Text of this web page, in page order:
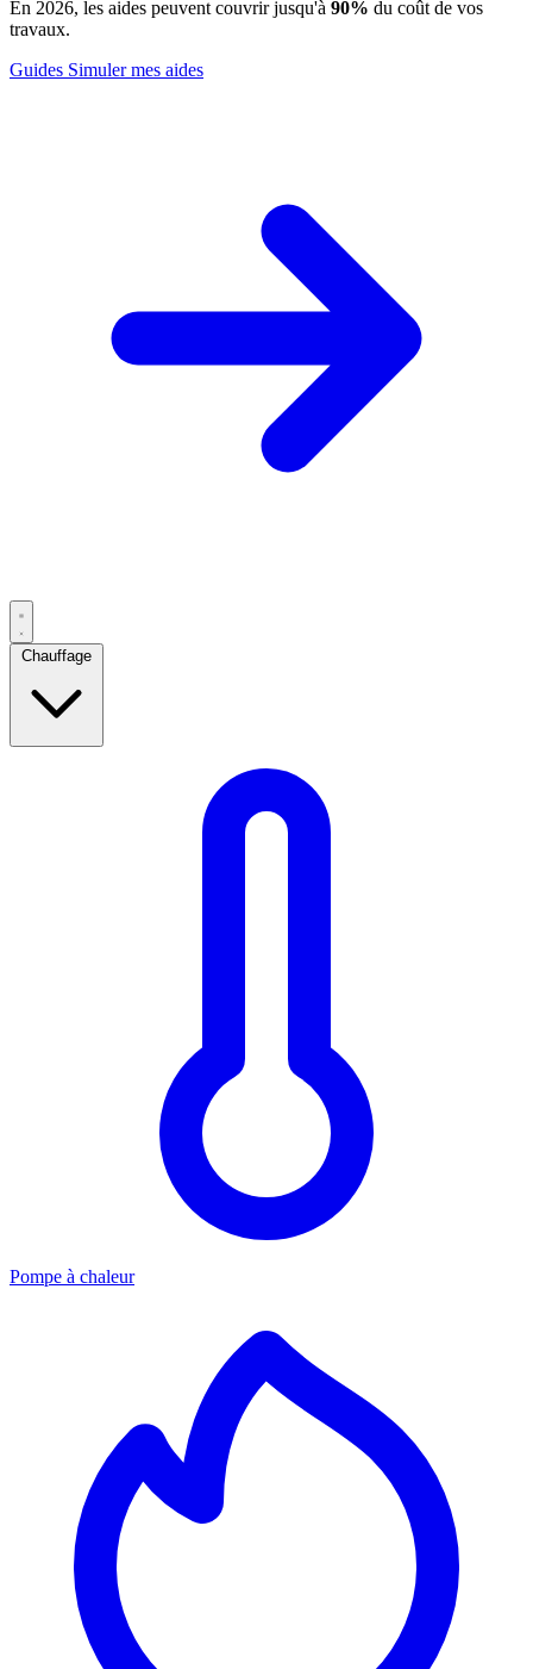
En 2026, les aides peuvent couvrir jusqu'à 90% du coût de vos
travaux.
Guides Simuler mes aides
Pompe à chaleur